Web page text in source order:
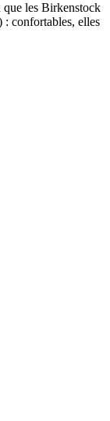
les Birkenstock
: confortables, elles